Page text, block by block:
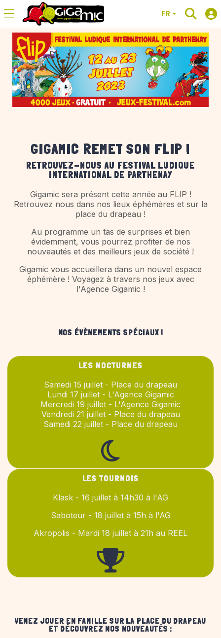
FR
GIGAMIC REMET SON FLIP !
RETROUVEZ-NOUS AU FESTIVAL LUDIQUE
INTERNATIONAL DE PARTHENAY
Gigamic sera présent cette année au FLIP !
Retrouvez nous dans nos lieux éphémères et sur la
place du drapeau !
Au programme un tas de surprises et bien
évidemment, vous pourrez profiter de nos
nouveautés et des meilleurs jeux de société !
Gigamic vous accueillera dans un nouvel espace
éphémère ! Voyagez à travers nos jeux avec
l'Agence Gigamic !
NOS ÉVÈNEMENTS SPÉCIAUX !
LES NOCTURNES
Samedi 15 juillet - Place du drapeau
Lundi 17 juillet - L'Agence Gigamic
Mercredi 19 juillet - L'Agence Gigamic
Vendredi 21 juillet - Place du drapeau
Samedi 22 juillet - Place du drapeau
LES TOURNOIS
Klask - 16 juillet à 14h30 à l'AG
Saboteur - 18 juillet à 15h à l'AG
Akropolis - Mardi 18 juillet à 21h au REEL
VENEZ JOUER EN FAMILLE SUR LA PLACE DU DRAPEAU
ET DÉCOUVREZ NOS NOUVEAUTÉS :